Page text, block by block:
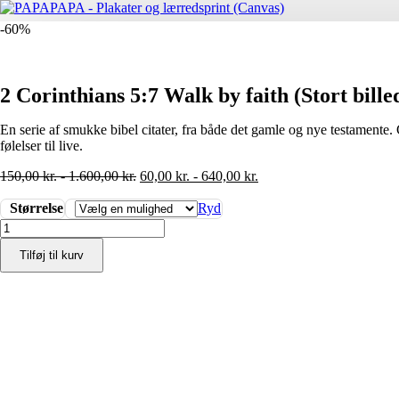
-60%
2 Corinthians 5:7 Walk by faith (Stort
En serie af smukke bibel citater, fra både det gamle og nye
følelser til live.
150,00kr.-1.600,00kr. 60,00 kr. - 640,00 kr.
Størrelse
Ryd
2
Corinthians
Walk
Tilføj til kurv